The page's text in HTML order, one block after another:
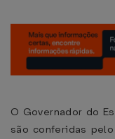
O Governador do
são conferidas